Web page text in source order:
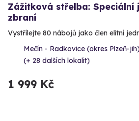
Zážitková střelba: Speciální
zbraní
Vystřílejte 80 nábojů jako člen elitní
Mečín - Radkovice (okres Plzeň-jih)
(+ 28 dalších lokalit)
1 999 Kč